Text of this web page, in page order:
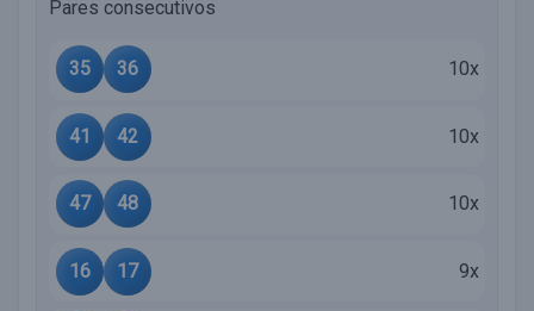
Pares consecutivos
35 36 10x
41 42 10x
47 48 10x
16 17 9x